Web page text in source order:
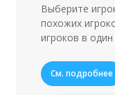
Выберите
похожих
игроков в один
См. подробнее